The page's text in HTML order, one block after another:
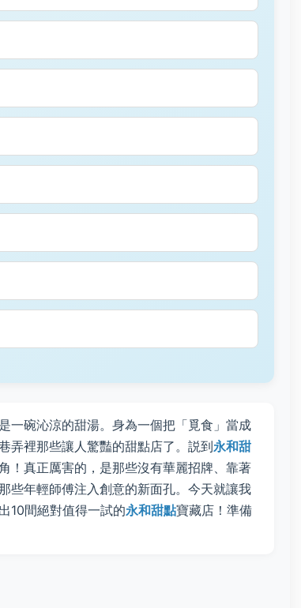
一碗沁涼的甜湯。身為一個把「覓食」當成
弄裡那些讓人驚豔的甜點店了。説到永和甜
！真正厲害的，是那些沒有華麗招牌、靠著
些年輕師傅注入創意的新面孔。今天就讓我
10間絕對值得一試的永和甜點寶藏店！準備